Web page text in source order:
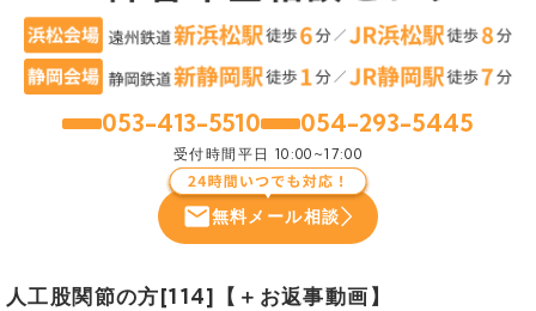
053-413-5510 054-293-5445
受付時間 平日 10:00~17:00
無料メール相談
人工股関節の方[114]【＋お返事動画】